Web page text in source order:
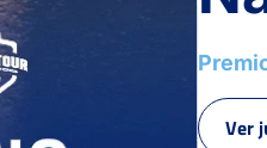
MENA RODADO, E.
GARCÍA REBOREDO
Ver